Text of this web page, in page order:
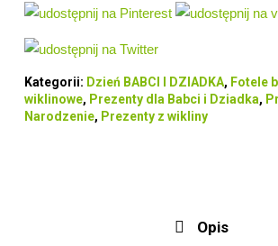
Kategorii: Dzień BABCI I DZIADKA, Fotele
wiklinowe, Prezenty dla Babci i Dziadka,
Narodzenie, Prezenty z wikliny
Opis